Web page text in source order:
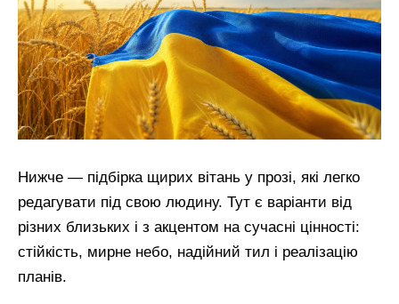
Нижче — підбірка щирих вітань у прозі, які легко
редагувати під свою людину. Тут є варіанти від
різних близьких і з акцентом на сучасні цінності:
стійкість, мирне небо, надійний тил і реалізацію
планів.